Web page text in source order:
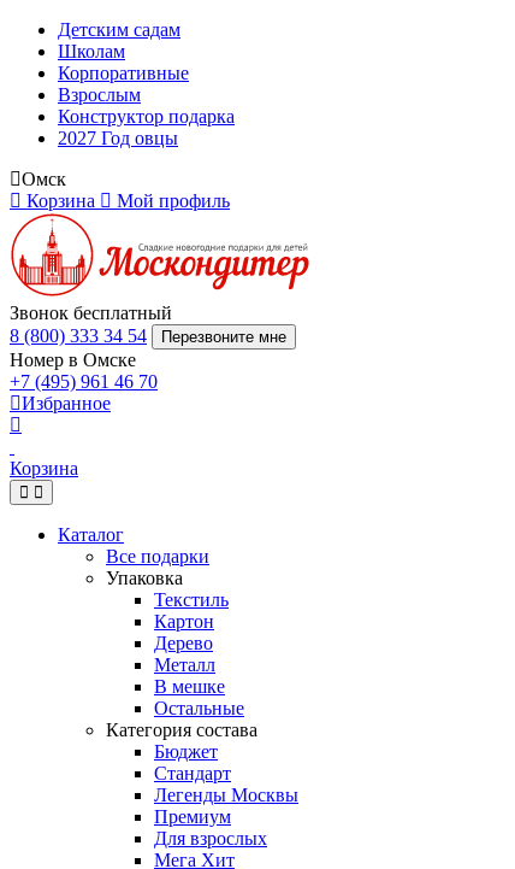
Детским садам
Школам
Корпоративные
Взрослым
Конструктор подарка
2027 Год овцы
Омск
Корзина
Мой профиль
Звонок бесплатный
8 (800) 333 34 54
Перезвоните мне
Номер в Омске
+7 (495) 961 46 70
Избранное
Корзина
Каталог
Все подарки
Упаковка
Текстиль
Картон
Дерево
Металл
В мешке
Остальные
Категория состава
Бюджет
Стандарт
Легенды Москвы
Премиум
Для взрослых
Мега Хит